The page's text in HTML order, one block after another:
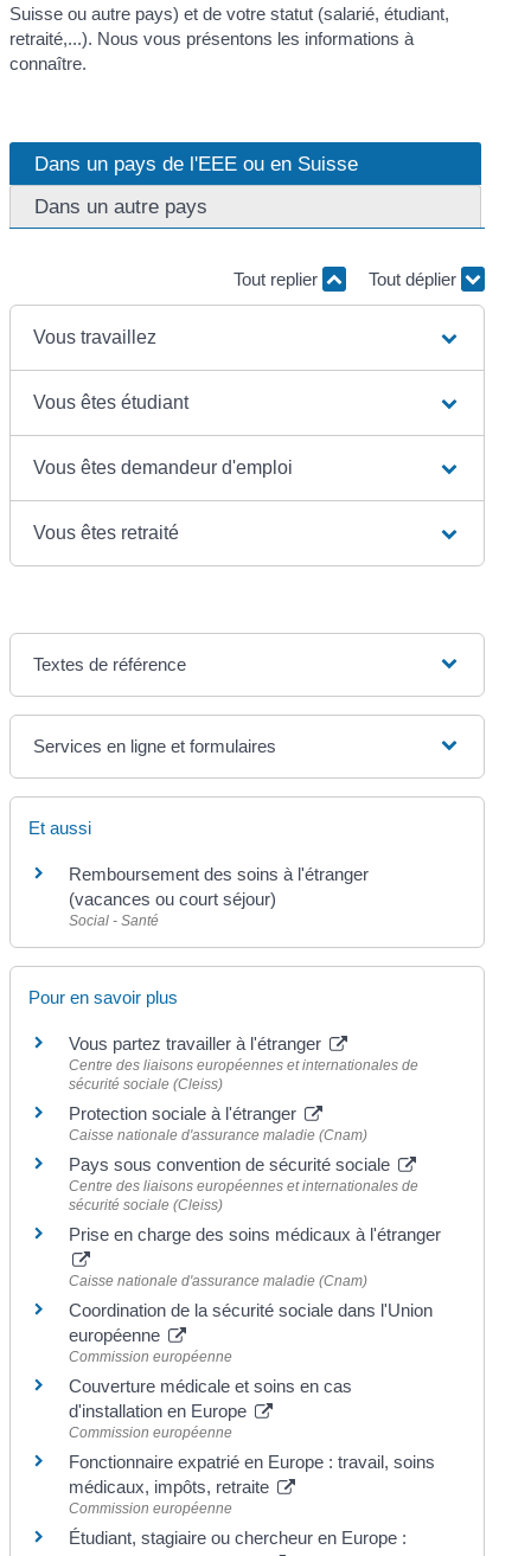
Suisse ou autre pays) et de votre statut (salarié, étudiant,
retraité,...). Nous vous présentons les informations à
connaître.
Dans un pays de l'EEE ou en Suisse
Dans un autre pays
Tout replier Tout déplier
Vous travaillez
Vous êtes étudiant
Vous êtes demandeur d'emploi
Vous êtes retraité
Textes de référence
Services en ligne et formulaires
Et aussi
Remboursement des soins à l'étranger
(vacances ou court séjour)
Social - Santé
Pour en savoir plus
Vous partez travailler à l'étranger
Centre des liaisons européennes et internationales de
sécurité sociale (Cleiss)
Protection sociale à l'étranger
Caisse nationale d'assurance maladie (Cnam)
Pays sous convention de sécurité sociale
Centre des liaisons européennes et internationales de
sécurité sociale (Cleiss)
Prise en charge des soins médicaux à l'étranger
Caisse nationale d'assurance maladie (Cnam)
Coordination de la sécurité sociale dans l'Union
européenne
Commission européenne
Couverture médicale et soins en cas
d'installation en Europe
Commission européenne
Fonctionnaire expatrié en Europe : travail, soins
médicaux, impôts, retraite
Commission européenne
Étudiant, stagiaire ou chercheur en Europe :